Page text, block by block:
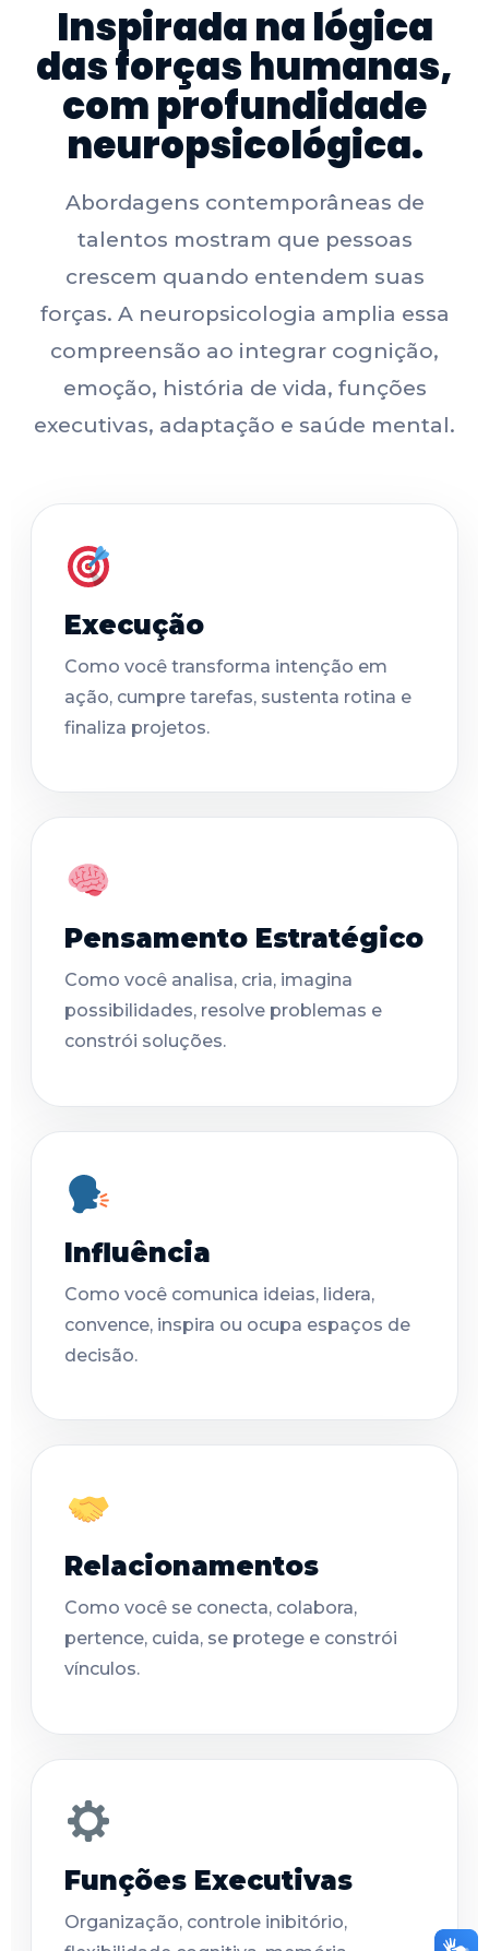
Inspirada na lógica
das forças humanas,
com profundidade
neuropsicológica.
Abordagens contemporâneas de
talentos mostram que pessoas
crescem quando entendem suas
forças. A neuropsicologia amplia essa
compreensão ao integrar cognição,
emoção, história de vida, funções
executivas, adaptação e saúde mental.
Execução
Como você transforma intenção em
ação, cumpre tarefas, sustenta rotina e
finaliza projetos.
Pensamento Estratégico
Como você analisa, cria, imagina
possibilidades, resolve problemas e
constrói soluções.
Influência
Como você comunica ideias, lidera,
convence, inspira ou ocupa espaços de
decisão.
Relacionamentos
Como você se conecta, colabora,
pertence, cuida, se protege e constrói
vínculos.
Funções Executivas
Organização, controle inibitório,